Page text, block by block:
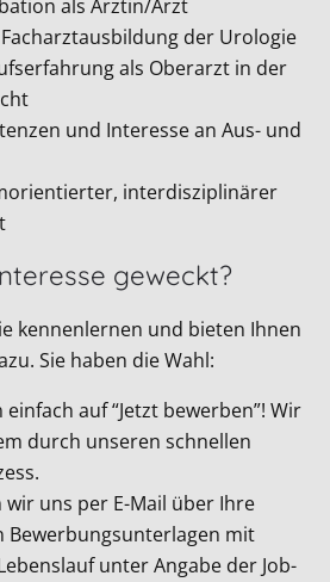
als Ärztin/Arzt
der Urologie
als Oberarzt in der
und Interesse an Aus- und
interdisziplinärer
geweckt?
kennenlernen und bieten Ihnen
Sie haben die Wahl:
auf “Jetzt bewerben”! Wir
durch unseren schnellen
uns per E-Mail über Ihre
Bewerbungsunterlagen mit
unter Angabe der Job-